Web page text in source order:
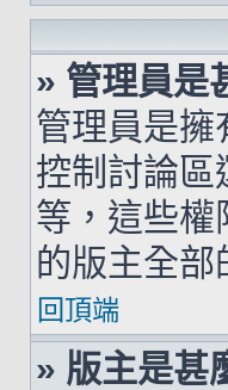
» 管理員是
管理員是擁
控制討論區
等，這些權
的版主全部
回頂端
» 版主是甚